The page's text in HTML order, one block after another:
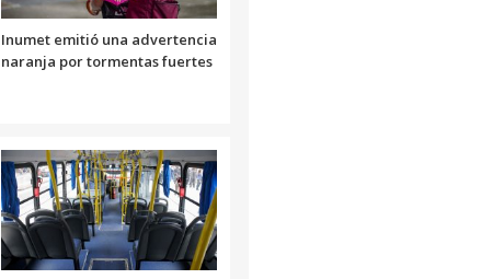
Inumet emitió una advertencia
naranja por tormentas fuertes